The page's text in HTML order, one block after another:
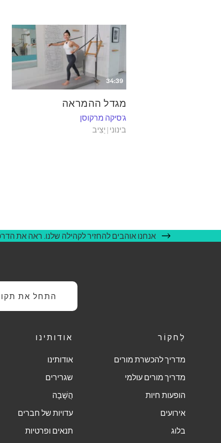
34:39
מגדל ההמראה
ג'סיקה מרקוסן
בינוני | יַצִיב
אנחנו אוהבים להחזיר לקהילה שלנו. ראה את
התחל את
לַחקוֹר
מדריך להכשרת מורים
מדריך מורים עולמי
הופעות חיות
אירועים
בלוג
אודותינו
אודותינו
שגרירים
הֲשָׁבָה
עדויות של חברים
תנאים ופרטיות